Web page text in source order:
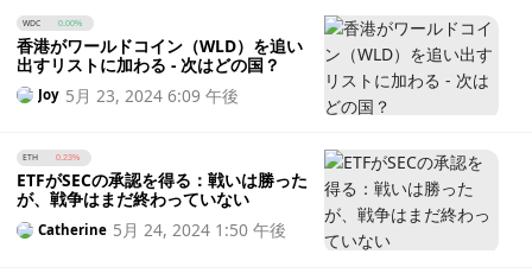
WDC 0.00%
香港がワールドコイン（WLD）を追い
出すリストに加わる - 次はどの国？
Joy 5月 23, 2024 6:09 午後
ETH 0.23%
ETFがSECの承認を得る：戦いは勝った
が、戦争はまだ終わっていない
Catherine 5月 24, 2024 1:50 午後